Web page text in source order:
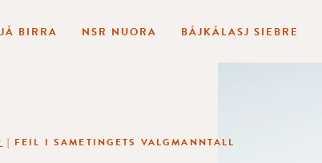
BIRRA NSR NUORA BÁJKÁLASJ SIEBRE
| FEIL I SAMETINGETS VALGMANNTALL